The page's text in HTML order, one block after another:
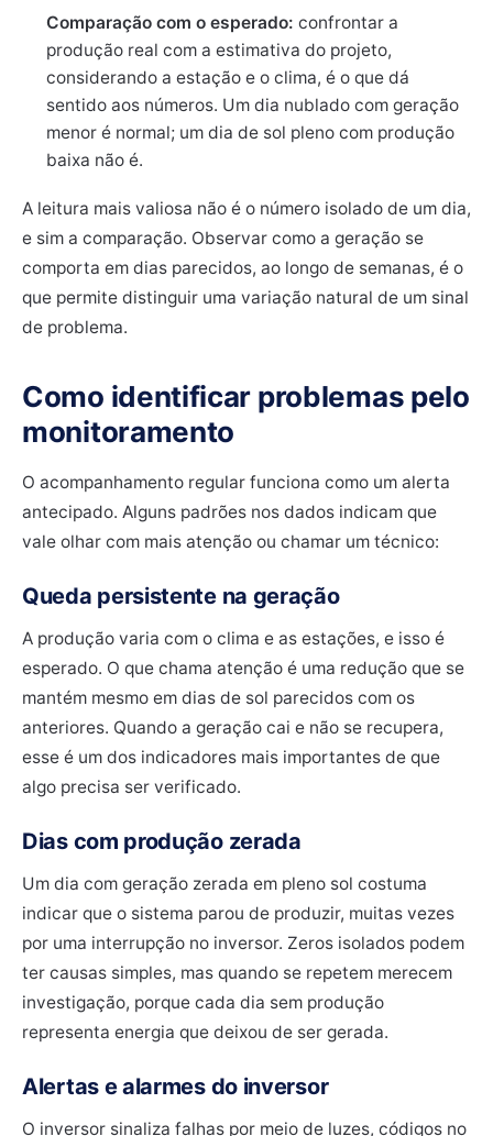
Comparação com o esperado: confrontar a
produção real com a estimativa do projeto,
considerando a estação e o clima, é o que dá
sentido aos números. Um dia nublado com geração
menor é normal; um dia de sol pleno com produção
baixa não é.
A leitura mais valiosa não é o número isolado de um dia,
e sim a comparação. Observar como a geração se
comporta em dias parecidos, ao longo de semanas, é o
que permite distinguir uma variação natural de um sinal
de problema.
Como identificar problemas pelo
monitoramento
O acompanhamento regular funciona como um alerta
antecipado. Alguns padrões nos dados indicam que
vale olhar com mais atenção ou chamar um técnico:
Queda persistente na geração
A produção varia com o clima e as estações, e isso é
esperado. O que chama atenção é uma redução que se
mantém mesmo em dias de sol parecidos com os
anteriores. Quando a geração cai e não se recupera,
esse é um dos indicadores mais importantes de que
algo precisa ser verificado.
Dias com produção zerada
Um dia com geração zerada em pleno sol costuma
indicar que o sistema parou de produzir, muitas vezes
por uma interrupção no inversor. Zeros isolados podem
ter causas simples, mas quando se repetem merecem
investigação, porque cada dia sem produção
representa energia que deixou de ser gerada.
Alertas e alarmes do inversor
O inversor sinaliza falhas por meio de luzes, códigos no